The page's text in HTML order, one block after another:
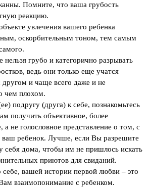
Помните, что ваша грубость
реакцию.
увлечения вашего ребенка
оскорбительным тоном, тем самым
нельзя грубо и категорично разрывать
ведь они только еще учатся
другом и чаще всего даже и не
чем плохом.
подругу (друга) к себе, познакомьтесь
получить объективное, более
а не голословное представление о том, с
ваш ребенок. Лучше, если Вы разрешите
себя дома, чтобы им не пришлось искать
приютов для свиданий.
себе, вашей истории первой любви – это
взаимопонимание с ребенком.